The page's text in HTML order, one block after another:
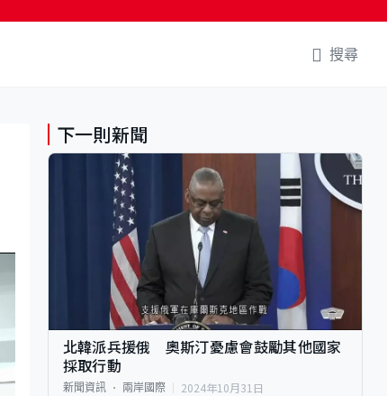
搜尋
下一則新聞
北韓派兵援俄 奧斯汀憂慮會鼓勵其他國家
採取行動
新聞資訊 兩岸國際 2024年10月31日